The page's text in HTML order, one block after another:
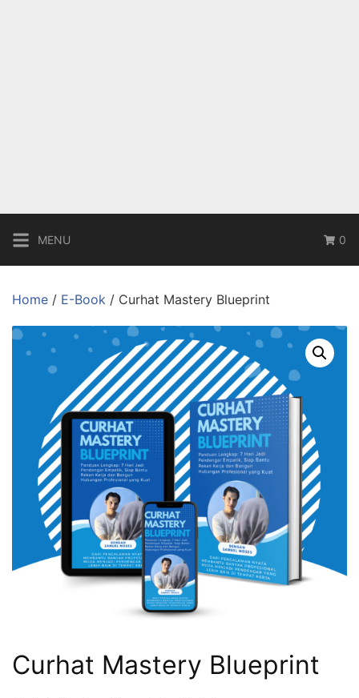
MENU 0
Home / E-Book / Curhat Mastery Blueprint
Curhat Mastery Blueprint